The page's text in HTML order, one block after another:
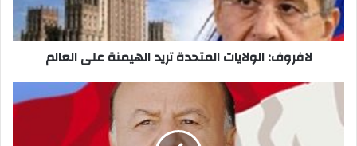
العالم
لافروف: الولايات المتحدة تريد الهيمنة على العالم
اليمني
يقدم